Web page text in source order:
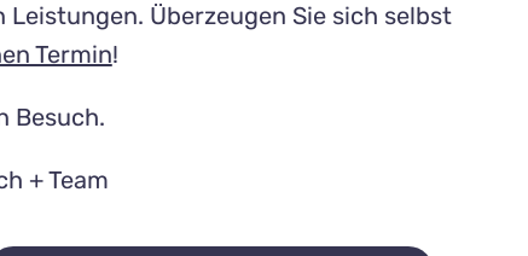
Überzeugen Sie sich selbst
Termin!
Besuch.
+ Team